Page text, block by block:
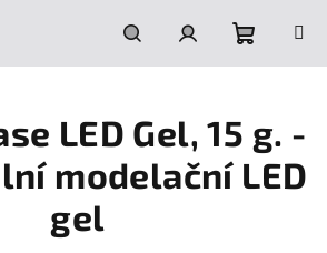
HledatPřihlášeníNákupní
košík
LED Gel, 15 g. -
modelační LED
gel